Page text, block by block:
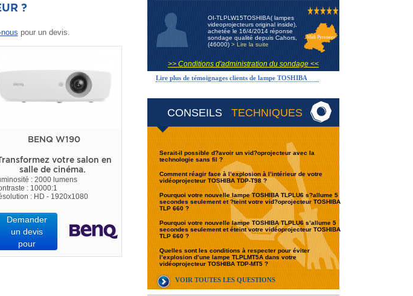
CONSEILS TECHNIQUES
Serait-il possible d?avoir un vid?oprojecteur avec la
technologie sans fil ?
Comment réagir face à l’explosion à l’intérieur de votre
vidéoprojecteur TOSHIBA TDP-T98 ?
Pourquoi votre nouvelle lampe TOSHIBA TLPLU6 s?allume 5
secondes seulement et ?teint votre vid?oprojecteur TOSHIBA
TLP 660 ?
Pourquoi votre nouvelle lampe TOSHIBA TLPLU6 s’allume 5
secondes seulement et éteint votre vidéoprojecteur TOSHIBA
TLP 660 ?
Quelles sont les conditions à respecter pour éviter
l’explosion d’une lampe TLPLMT5A dans votre
vidéoprojecteur TOSHIBA TDP-MT5 ?
VOIR TOUTES LES QUESTIONS
OI-TLPLW15TOSHIBA( lampes
videoprojecteurs original inside),
achetée le 16/4/2014 réponse
sondage qualité depuis Cahors,
(46000) > Lire la suite
Midi Pyrenees
>> Conditions d'administration du sondage <<
Lire plus de témoignages clients de lampe TOSHIBA
?
pour un devis.
BENQ W190
votre salon en
salle de cinéma.
: 2000 lumens
: 10000:1
: HD - 1920x1080
Demander
un devis
pour